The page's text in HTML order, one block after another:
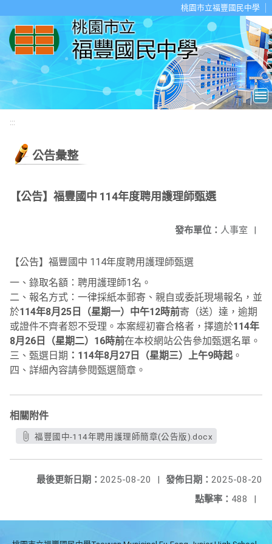
桃園市立福豐國民中學
:::
公告彙整
【公告】福豐國中 114年度聘用護理師甄選
發布單位： 人事室 |
【公告】福豐國中 114年度聘用護理師甄選
一、錄取名額：聘用護理師1名。
二、報名方式：一律採紙本郵寄、親自或委託現場報名，並
於114年8月25日（星期一）中午12時前寄（送）達，逾期
或證件不齊者恕不受理。本案經初審合格者，擇適於114年
8月26日（星期二）16時前在本校網站公告參加甄選名單。
三、甄選日期 ：114年8月27日（星期三）上午9時起。
四、詳細內容請參閱甄選簡章。
相關附件
福豐國中-114年聘用護理師簡章(公告版).docx
發佈日期： 2025-08-20
最後更新日期： 2025-08-20
|
點擊率： 488 |